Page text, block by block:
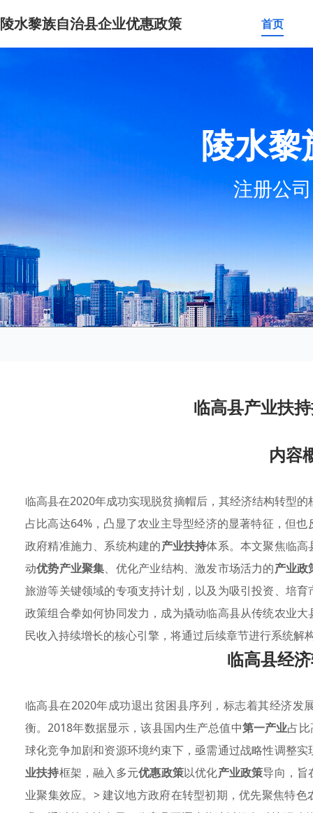
陵水黎族自治县企业优惠政策 首页
陵水
注册公
临高县产业扶
内容
临高县在2020年成功实现脱贫摘帽后，其经济结构转型
占比高达64%，凸显了农业主导型经济的显著特征，但
政府精准施力、系统构建的产业扶持体系。本文聚焦临
动优势产业聚集、优化产业结构、激发市场活力的产业政
旅游等关键领域的专项支持计划，以及为吸引投资、培
政策组合拳如何协同发力，成为撬动临高县从传统农业
民收入持续增长的核心引擎，将通过后续章节进行系统解
临高县经
临高县在2020年成功退出贫困县序列，标志着其经济
衡。2018年数据显示，该县国内生产总值中第一产业占
球化竞争加剧和资源环境约束下，亟需通过战略性调整
业扶持框架，融入多元优惠政策以优化产业政策导向，旨
业聚集效应。> 建议地方政府在转型初期，优先聚焦特